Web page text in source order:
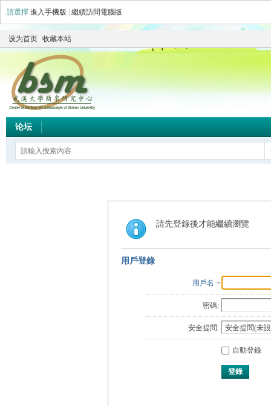
請選擇 進入手機版 繼續訪問電腦版
设为首页 收藏本站
论坛
請先登錄後才能繼續瀏覽
用戶登錄
用戶名
密碼:
安全提問:
自動登錄
登錄